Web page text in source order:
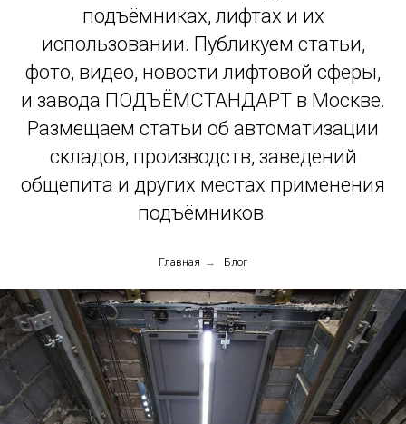
подъёмниках, лифтах и их
использовании. Публикуем статьи,
фото, видео, новости лифтовой сферы,
и завода ПОДЪЁМСТАНДАРТ в Москве.
Размещаем статьи об автоматизации
складов, производств, заведений
общепита и других местах применения
подъёмников.
Главная → Блог